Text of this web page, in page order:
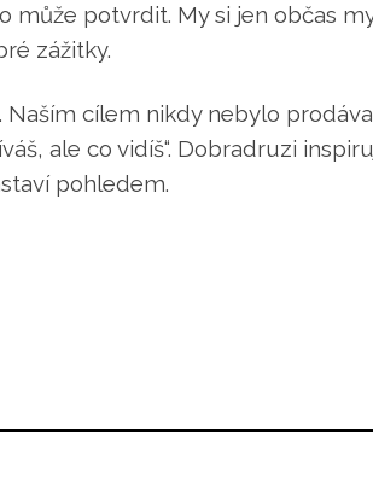
může potvrdit. My si jen občas
zážitky.
cílem nikdy nebylo
ale co vidíš“. Dobradruzi
pohledem.